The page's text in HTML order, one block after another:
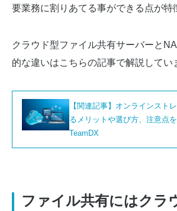
要業務に割りあてる事ができる点が特
クラウド型ファイル共有サーバーと
的な違いはこちらの記事で解説してい
【関連記事】オンラインスト
るメリットや選び方、注意点
TeamDX
ファイル共有にはクラ